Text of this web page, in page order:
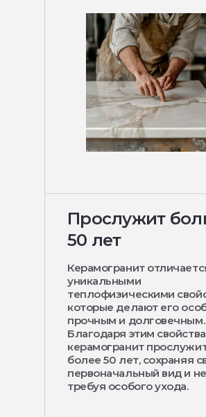
Прослужит
50 лет
Керамогранит
уникальными
теплофизическими
которые делают его
прочным и долговечным.
Благодаря этим
керамогранит
более 50 лет, сохраняя
первоначальный вид и не
требуя особого ухода.